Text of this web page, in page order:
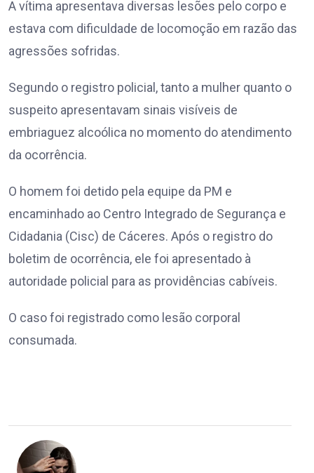
A vítima apresentava diversas lesões pelo corpo e
estava com dificuldade de locomoção em razão das
agressões sofridas.
Segundo o registro policial, tanto a mulher quanto o
suspeito apresentavam sinais visíveis de
embriaguez alcoólica no momento do atendimento
da ocorrência.
O homem foi detido pela equipe da PM e
encaminhado ao Centro Integrado de Segurança e
Cidadania (Cisc) de Cáceres. Após o registro do
boletim de ocorrência, ele foi apresentado à
autoridade policial para as providências cabíveis.
O caso foi registrado como lesão corporal
consumada.